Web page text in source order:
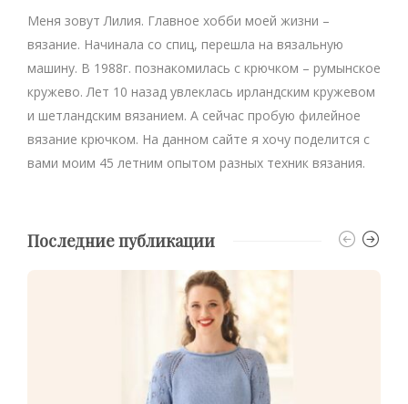
Меня зовут Лилия. Главное хобби моей жизни –
вязание. Начинала со спиц, перешла на вязальную
машину. В 1988г. познакомилась с крючком – румынское
кружево. Лет 10 назад увлеклась ирландским кружевом
и шетландским вязанием. А сейчас пробую филейное
вязание крючком. На данном сайте я хочу поделится с
вами моим 45 летним опытом разных техник вязания.
Последние публикации